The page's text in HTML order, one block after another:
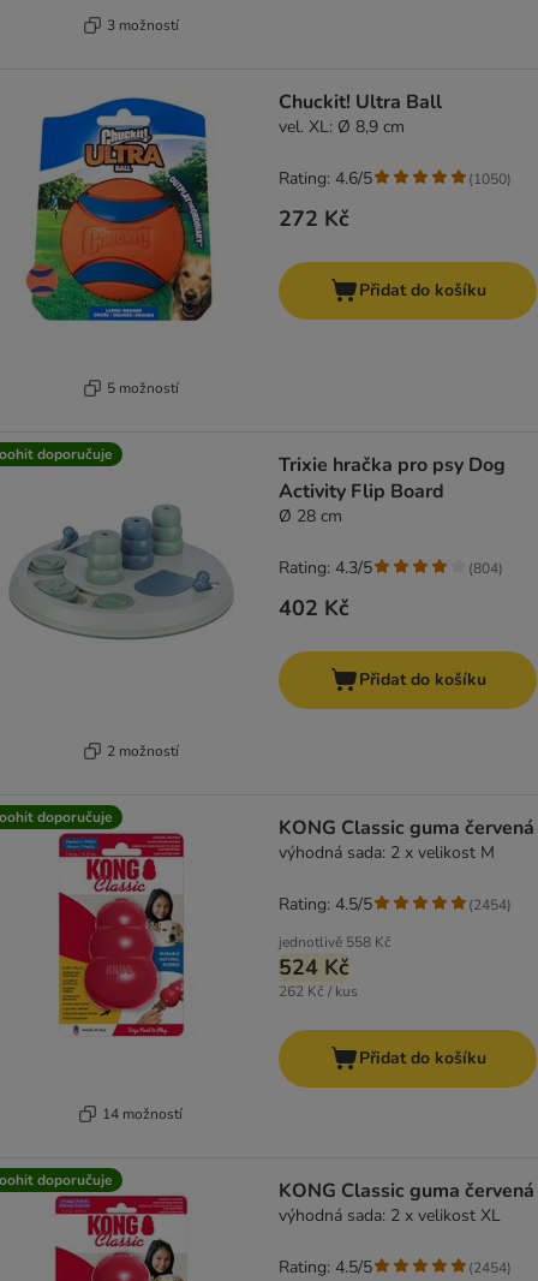
3 možností
5 možností
Chuckit! Ultra Ball
vel. XL: Ø 8,9 cm
272 Kč
Rating: 4.6/5 (1050)
Přidat do košíku
doporučuje
2 možností
Trixie hračka pro psy Dog
Activity Flip Board
Ø 28 cm
402 Kč
Rating: 4.3/5 (804)
Přidat do košíku
doporučuje
14 možností
KONG Classic guma červená
výhodná sada: 2 x velikost M
jednotlivě 558 Kč
524 Kč
262 Kč / kus
Rating: 4.5/5 (2454)
Přidat do košíku
doporučuje KONG Classic guma červená
výhodná sada: 2 x velikost XL
Rating: 4.5/5 (2454)